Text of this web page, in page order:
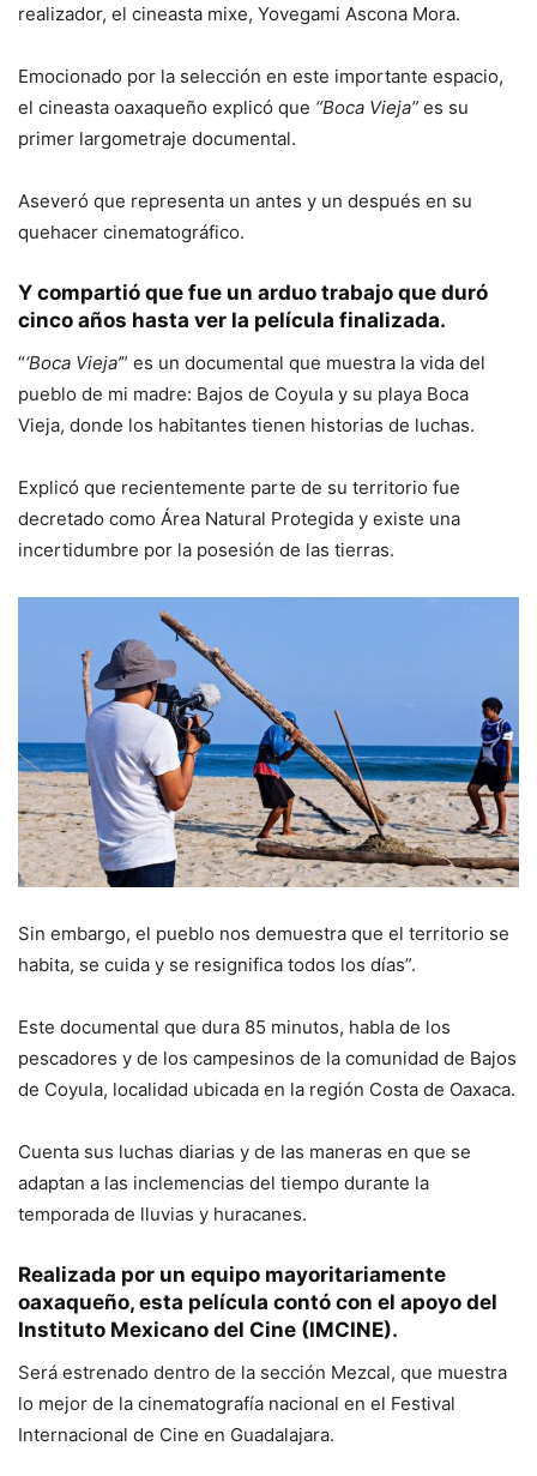
realizador, el cineasta mixe, Yovegami Ascona Mora.
Emocionado por la selección en este importante espacio,
el cineasta oaxaqueño explicó que “Boca Vieja” es su
primer largometraje documental.
Aseveró que representa un antes y un después en su
quehacer cinematográfico.
Y compartió que fue un arduo trabajo que duró
cinco años hasta ver la película finalizada.
“‘Boca Vieja’” es un documental que muestra la vida del
pueblo de mi madre: Bajos de Coyula y su playa Boca
Vieja, donde los habitantes tienen historias de luchas.
Explicó que recientemente parte de su territorio fue
decretado como Área Natural Protegida y existe una
incertidumbre por la posesión de las tierras.
Sin embargo, el pueblo nos demuestra que el territorio se
habita, se cuida y se resignifica todos los días”.
Este documental que dura 85 minutos, habla de los
pescadores y de los campesinos de la comunidad de Bajos
de Coyula, localidad ubicada en la región Costa de Oaxaca.
Cuenta sus luchas diarias y de las maneras en que se
adaptan a las inclemencias del tiempo durante la
temporada de lluvias y huracanes.
Realizada por un equipo mayoritariamente
oaxaqueño, esta película contó con el apoyo del
Instituto Mexicano del Cine (IMCINE).
Será estrenado dentro de la sección Mezcal, que muestra
lo mejor de la cinematografía nacional en el Festival
Internacional de Cine en Guadalajara.